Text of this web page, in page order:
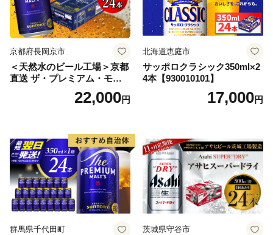
京都府長岡京市
＜天然水のビール工場＞京都
直送 ザ・プレミアム・モル
ツ 350ml×24本 プレモル [149
22,000円
北海道恵庭市
サッポロクラシック350ml×2
4本【930010101】
17,000円
群馬県千代田町 茨城県守谷市